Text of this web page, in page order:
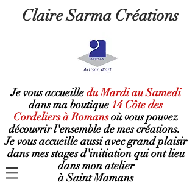
Claire Sarma Créations
Je vous accueilledu Mardi au Samedi
dans ma boutique14 Côte des
Cordeliers à Romansoùvous pouvez
découvrir l'ensemble de mes créations.
Je vous accueille aussi avec grand plaisir
dans mes stages d'initiation qui ont lieu
dans mon atelier
à Saint Mamans